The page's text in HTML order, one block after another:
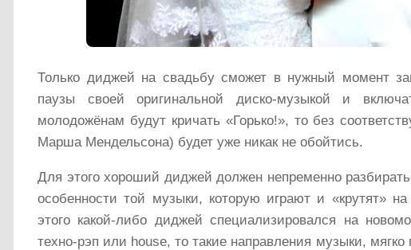
Только диджей на свадьбу сможет в нужный момент
паузы своей оригинальной диско-музыкой и
молодожёнам будут кричать «Горько!», то без
Марша Мендельсона) будет уже никак не обойтись.
Для этого хороший диджей должен непременно
особенности той музыки, которую играют и «крутят»
этого какой-либо диджей специализировался на
техно-рэп или house, то такие направления музыки, мягко